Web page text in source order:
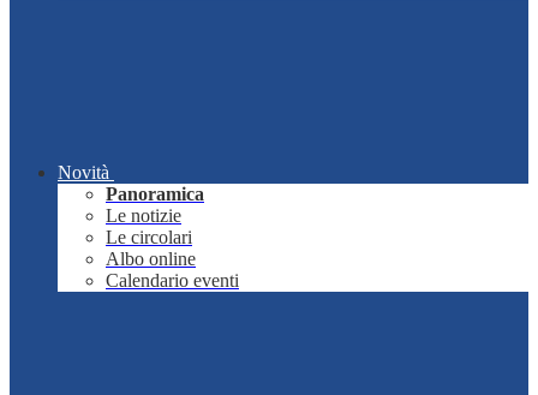
Novità
Panoramica
Le notizie
Le circolari
Albo online
Calendario eventi